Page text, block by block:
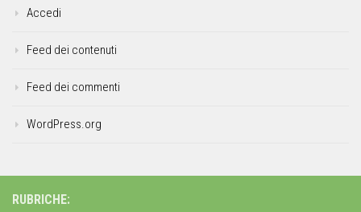
Accedi
Feed dei contenuti
Feed dei commenti
WordPress.org
RUBRICHE: